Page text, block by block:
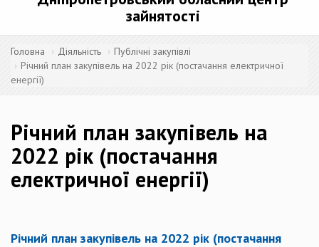
зайнятості
Головна Діяльність
Публічні закупівлі
Річний план закупівель на 2022 рік (постачання електричної
енергії)
Річний план закупівель на
2022 рік (постачання
електричної енергії)
Річний план закупівель на 2022 рік (постачання